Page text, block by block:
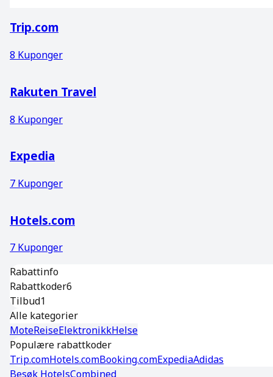
Trip.com
8 Kuponger
Rakuten Travel
8 Kuponger
Expedia
7 Kuponger
Hotels.com
7 Kuponger
Rabattinfo
Rabattkoder6
Tilbud1
Alle kategorier
MoteReiseElektronikkHelse
Populære rabattkoder
Trip.comHotels.comBooking.comExpediaAdidas
Besøk HotelsCombined